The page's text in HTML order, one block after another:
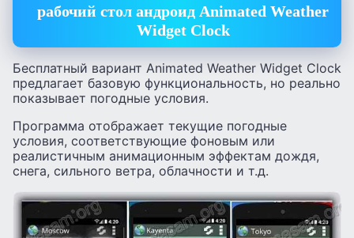
рабочий стол андроид Animated Weather
Widget Clock
Бесплатный вариант Animated Weather Widget Clock
предлагает базовую функциональность, но реально
показывает погодные условия.
Программа отображает текущие погодные
условия, соответствующие фоновым или
реалистичным анимационным эффектам дождя,
снега, сильного ветра, облачности и т.д.